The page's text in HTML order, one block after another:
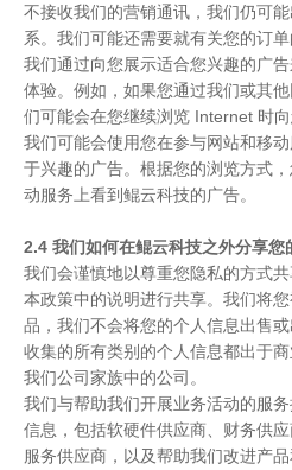
不接收我们的营销通讯，我们仍可
系。我们可能还需要就有关您的订单
我们通过向您展示适合您兴趣的广
体验。例如，如果您通过我们或其
们可能会在您继续浏览 Internet 时向
我们可能会使用您在参与网站和移
于兴趣的广告。根据您的浏览方式
动服务上看到鲲云科技的广告。
2.4 我们如何在鲲云科技之外分享您
我们会谨慎地以尊重您隐私的方式
本政策中的说明进行共享。我们将
品，我们不会将您的个人信息出售
收集的所有类别的个人信息都出于
我们公司家族中的公司。
我们与帮助我们开展业务活动的服
信息，包括软硬件供应商、财务供
服务供应商，以及帮助我们改进产